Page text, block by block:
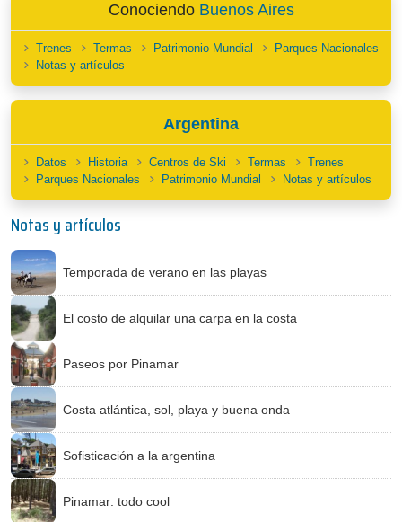
Conociendo Buenos Aires
Trenes Termas Patrimonio Mundial
Parques Nacionales
Notas y artículos
Argentina
Datos Historia Centros de Ski Termas
Trenes
Parques Nacionales
Patrimonio Mundial Notas y artículos
Notas y artículos
Temporada de verano en las playas
El costo de alquilar una carpa en la costa
Paseos por Pinamar
Costa atlántica, sol, playa y buena onda
Sofisticación a la argentina
Pinamar: todo cool